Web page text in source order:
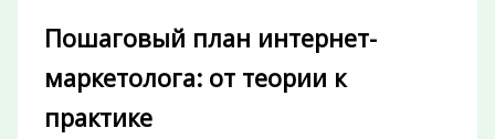
Пошаговый план интернет-
маркетолога: от теории к
практике